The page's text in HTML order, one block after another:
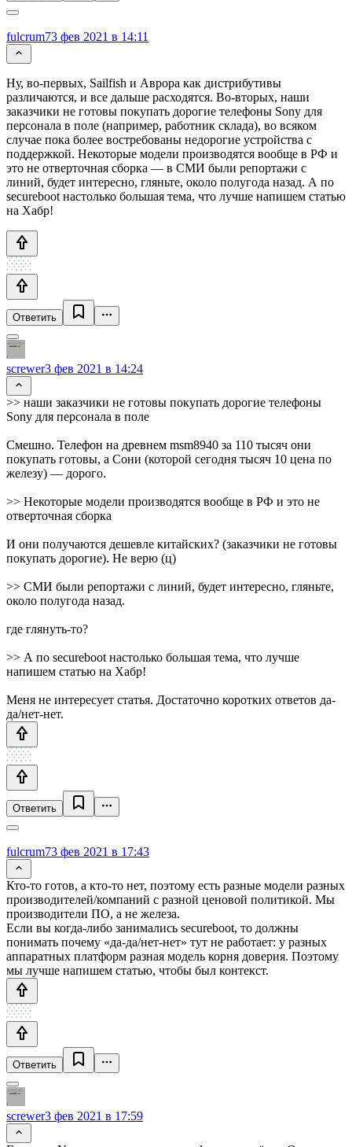
fulcrum73 фев 2021 в 14:11
Ну, во-первых, Sailfish и Аврора как дистрибутивы
различаются, и все дальше расходятся. Во-вторых, наши
заказчики не готовы покупать дорогие телефоны Sony для
персонала в поле (например, работник склада), во всяком
случае пока более востребованы недорогие устройства с
поддержкой. Некоторые модели производятся вообще в РФ и
это не отверточная сборка — в СМИ были репортажи с
линий, будет интересно, гляньте, около полугода назад. А по
secureboot настолько большая тема, что лучше напишем статью
на Хабр!
Ответить
screwer3 фев 2021 в 14:24
>> наши заказчики не готовы покупать дорогие телефоны
Sony для персонала в поле
Смешно. Телефон на древнем msm8940 за 110 тысяч они
покупать готовы, а Сони (которой сегодня тысяч 10 цена по
железу) — дорого.
>> Некоторые модели производятся вообще в РФ и это не
отверточная сборка
И они получаются дешевле китайских? (заказчики не готовы
покупать дорогие). Не верю (ц)
>> СМИ были репортажи с линий, будет интересно, гляньте,
около полугода назад.
где глянуть-то?
>> А по secureboot настолько большая тема, что лучше
напишем статью на Хабр!
Меня не интересует статья. Достаточно коротких ответов да-
да/нет-нет.
Ответить
fulcrum73 фев 2021 в 17:43
Кто-то готов, а кто-то нет, поэтому есть разные модели разных
производителей/компаний с разной ценовой политикой. Мы
производители ПО, а не железа.
Если вы когда-либо занимались secureboot, то должны
понимать почему «да-да/нет-нет» тут не работает: у разных
аппаратных платформ разная модель корня доверия. Поэтому
мы лучше напишем статью, чтобы был контекст.
Ответить
screwer3 фев 2021 в 17:59